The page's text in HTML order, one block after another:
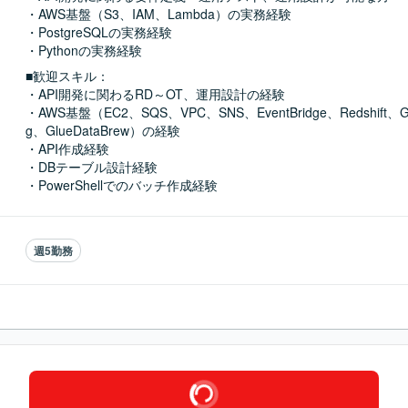
・AWS基盤（S3、IAM、Lambda）の実務経験
・PostgreSQLの実務経験
・Pythonの実務経験
■歓迎スキル：
・API開発に関わるRD～OT、運用設計の経験
・AWS基盤（EC2、SQS、VPC、SNS、EventBridge、Redshift、
g、GlueDataBrew）の経験
・API作成経験
・DBテーブル設計経験
・PowerShellでのバッチ作成経験
週5勤務